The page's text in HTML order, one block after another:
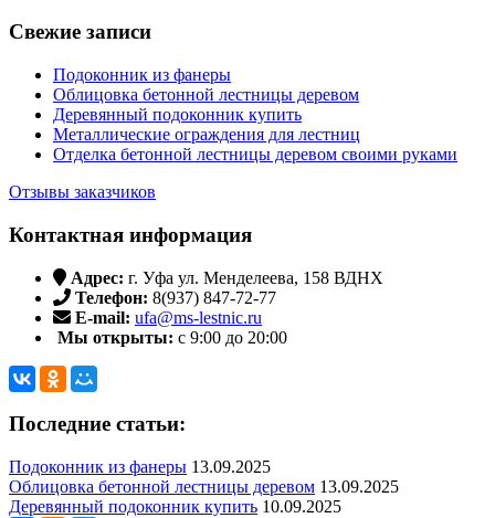
Свежие записи
Подоконник из фанеры
Облицовка бетонной лестницы деревом
Деревянный подоконник купить
Металлические ограждения для лестниц
Отделка бетонной лестницы деревом своими руками
Отзывы заказчиков
Контактная информация
Адрес: г. Уфа ул. Менделеева, 158 ВДНХ
Телефон: 8(937) 847-72-77
E-mail: ufa@ms-lestnic.ru
Мы открыты: с 9:00 до 20:00
Последние статьи:
Подоконник из фанеры 13.09.2025
Облицовка бетонной лестницы деревом 13.09.2025
Деревянный подоконник купить 10.09.2025